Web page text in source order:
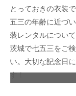
とっておきの衣装
五三の年齢に近づ
装レンタルについ
茨城で七五三をご
い。大切な記念日
す！